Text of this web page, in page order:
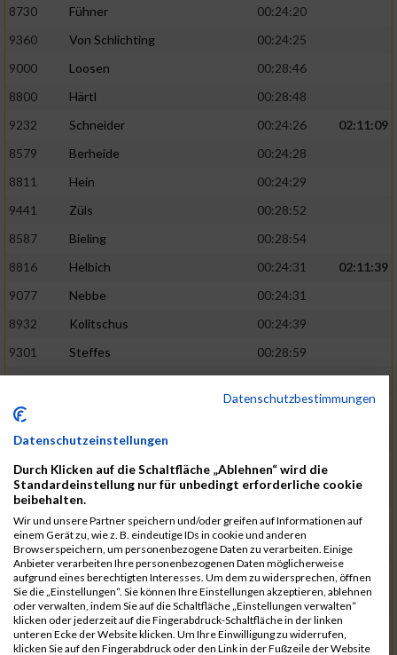
8730
Fühner
00:24:20
9360
Von Schlichting
00:24:25
9000
Loosen
00:28:46
8800
Härtl
00:28:48
9232
Schneider 00:24:26
02:11:09
8579
Berheide
00:24:28
8811
Hein
00:24:29
9441
Züls
00:28:52
8587
Bieling
00:28:54
8816
Helbich 00:24:31
02:11:39
9077
Nebbe
00:24:31
8932
Kolitschus
00:24:39
9301
Steffes
00:28:59
8609
Brachtendorf
00:28:59
8890
02:12:18
9440
Zscheischler
51017
Oberlander
00:24:49
8683
Ehrlich
00:29:01
9366
Wagner
00:29:03
8908
Klamp 00:24:49
02:12:47
9388
Weißenberger
00:24:50
9167
Name
00:24:52
9168
Riedel 00:29:03
Datenschutzbestimmungen
Datenschutzeinstellungen
Durch Klicken auf die Schaltfläche „Ablehnen“ wird die
Standardeinstellung nur für unbedingt erforderliche cookie
beibehalten.
Wir und unsere Partner speichern und/oder greifen auf Informationen auf
einem Gerät zu, wie z. B. eindeutige IDs in cookie und anderen
Browserspeichern, um personenbezogene Daten zu verarbeiten. Einige
Anbieter verarbeiten Ihre personenbezogenen Daten möglicherweise
aufgrund eines berechtigten Interesses. Um dem zu widersprechen, öffnen
Sie die „Einstellungen“. Sie können Ihre Einstellungen akzeptieren, ablehnen
oder verwalten, indem Sie auf die Schaltfläche „Einstellungen verwalten“
klicken oder jederzeit auf die Fingerabdruck-Schaltfläche in der linken
unteren Ecke der Website klicken. Um Ihre Einwilligung zu widerrufen,
klicken Sie auf den Fingerabdruck oder den Link in der Fußzeile der Website